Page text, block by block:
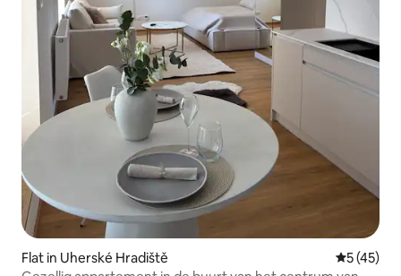
Flat in Uherské Hradiště
5 (45)